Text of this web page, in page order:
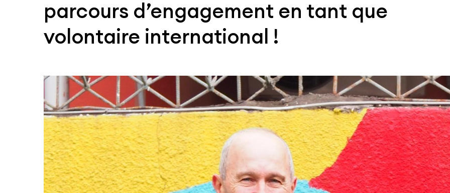
parcours d’engagement en tant que
volontaire international !